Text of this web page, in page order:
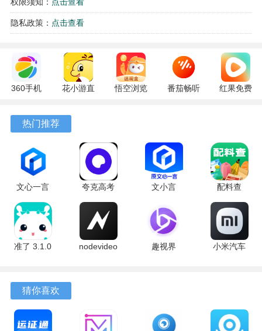
隐私政策： 点击查看
360手机
10.13.27
最新版
花小游直
17.9.56
悟空浏览
番茄畅听
红果免费
热门推荐
文心一言
4.0
5.16.0.10
最新版
夸克高考
10.14.6.1121
最新版
文小言
安卓版
配料查
3.0.1 官方
版
准了 3.1.0
nodevideo
趣视界
小米汽车
猜你喜欢